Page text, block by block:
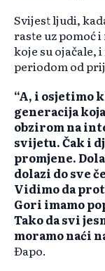
Svijest ljudi,
raste uz pomoć
koje su ojačale,
periodom od
“A, i osjetimo
generacija
obzirom na
svijetu. Čak i
promjene.
dolazi do sve
Vidimo da
Gori imamo
Tako da svi
moramo naći
Đapo.